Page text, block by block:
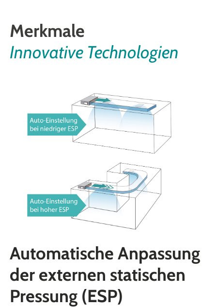
Merkmale
Innovative Technologien
Automatische Anpassung
der externen statischen
Pressung (ESP)